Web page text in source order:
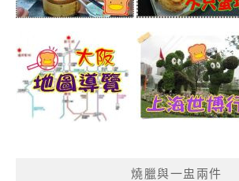
燒臘與一盅兩件